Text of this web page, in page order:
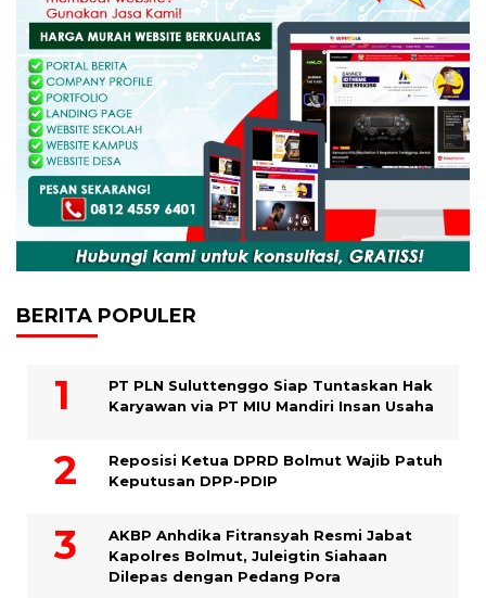
BERITA POPULER
PT PLN Suluttenggo Siap Tuntaskan Hak
Karyawan via PT MIU Mandiri Insan Usaha
Reposisi Ketua DPRD Bolmut Wajib Patuh
Keputusan DPP-PDIP
AKBP Anhdika Fitransyah Resmi Jabat
Kapolres Bolmut, Juleigtin Siahaan
Dilepas dengan Pedang Pora